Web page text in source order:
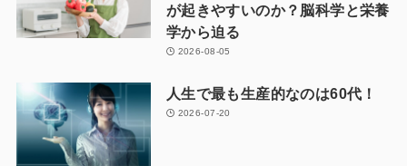
が起きやすいのか？脳科学と栄養
学から迫る
2026-08-05
人生で最も生産的なのは60代！
2026-07-20